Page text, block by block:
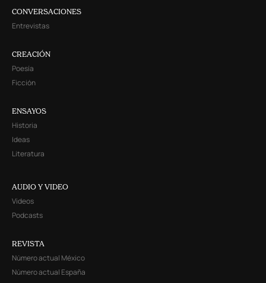
CONVERSACIONES
Entrevistas
CREACIÓN
Poesía
Ficción
ENSAYOS
Historia
Ideas
Literatura
AUDIO Y VIDEO
Videos
Podcasts
REVISTA
Número actual México
Número actual España